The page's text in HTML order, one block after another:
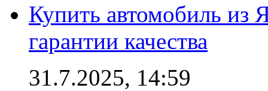
Купить автомобиль из
гарантии качества
31.7.2025, 14:59